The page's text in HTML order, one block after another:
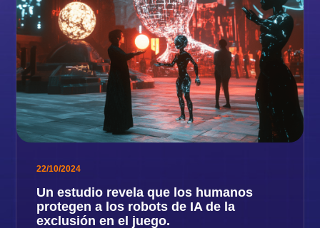
22/10/2024
Un estudio revela que los humanos
protegen a los robots de IA de la
exclusión en el juego.